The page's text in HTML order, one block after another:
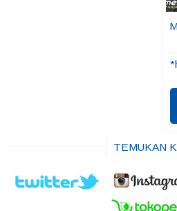
TEMUKAN